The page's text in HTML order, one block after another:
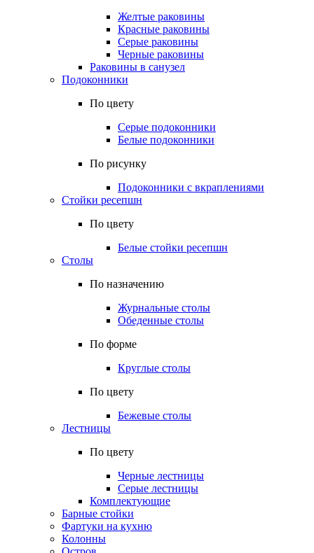
Желтые раковины
Красные раковины
Серые раковины
Черные раковины
Раковины в санузел
Подоконники
По цвету
Серые подоконники
Белые подоконники
По рисунку
Подоконники с вкраплениями
Стойки ресепшн
По цвету
Белые стойки ресепшн
Столы
По назначению
Журнальные столы
Обеденные столы
По форме
Круглые столы
По цвету
Бежевые столы
Лестницы
По цвету
Черные лестницы
Серые лестницы
Комплектующие
Барные стойки
Фартуки на кухню
Колонны